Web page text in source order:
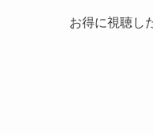
お得に視聴し